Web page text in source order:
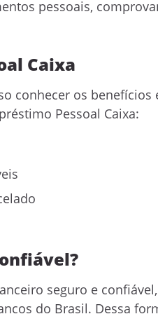
pessoais,
Caixa
conhecer os benefícios
Pessoal Caixa:
seguro e
do Brasil. Dessa